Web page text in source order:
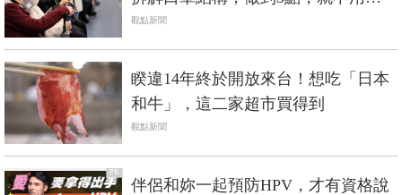
天換！
觀點新聞
睽違14年終於開放來台！想吃「日本
和牛」，這二家超市買得到
觀點新聞
PR
伴侶和妳一起預防HPV，才有資格說